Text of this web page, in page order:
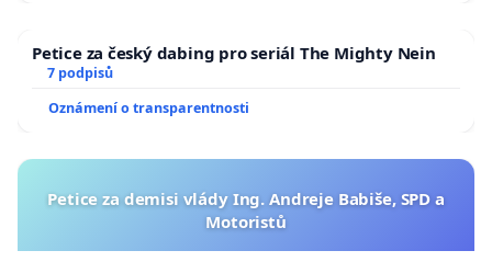
Petice za český dabing pro seriál The Mighty Nein
7 podpisů
Oznámení o transparentnosti
Petice za demisi vlády Ing. Andreje Babiše, SPD a
Motoristů